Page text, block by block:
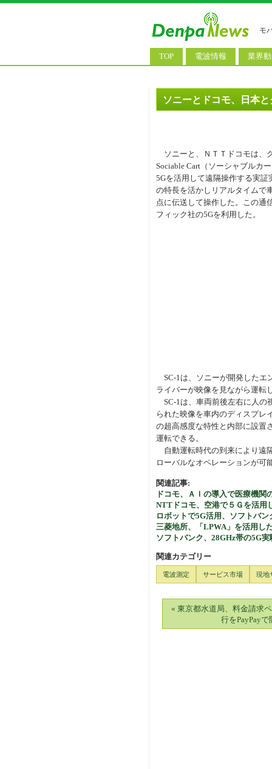
モ
TOP 電波情報
基地局ニュース
業界
決算情
料金改
ソニーとドコモ、日本
ソニーと、ＮＴＴドコモは、
Sociable Cart（ソーシャブルカ
5Gを活用して遠隔操作する実
の特長を活かしリアルタイムで
点に伝送して操作した。この通
フィック社の5Gを利用した。
SC-1は、ソニーが開発したエ
ライバーが映像を見ながら運転
SC-1は、車両前後左右に人の
られた映像を車内のディスプレ
の超高感度な特性と内部に設置
運転できる。
自動運転時代の到来により遠
ローバルなオペレーションが可
関連記事:
ドコモ、ＡＩの導入で医療機関
NTTドコモ、空港で５Ｇを活用
ロボットで5G活用、ソフトバ
三菱地所、「LPWA」を活用し
ソフトバンク、28GHz帯の5G
関連カテゴリー
電波測定 サービス市場 現地
« 東京都水道局、料金請求
行をPayPayで